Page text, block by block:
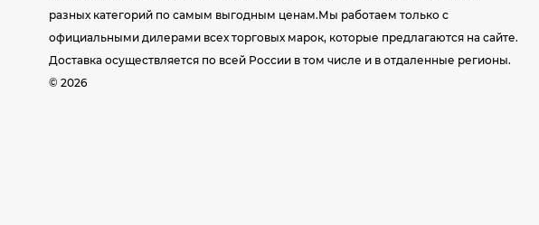
разных категорий по самым выгодным ценам.Мы работаем только с
официальными дилерами всех торговых марок, которые предлагаются на сайте.
Доставка осуществляется по всей России в том числе и в отдаленные регионы.
© 2026